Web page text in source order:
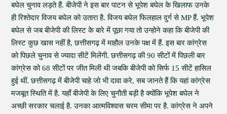
बघेल चुनाव लड़ते हैं. बीजेपी ने इस बार पाटन से भूपेश बघेल के खिलाफ उनके
ही रिश्तेदार विजय बघेल को उतारा है. विजय बघेल फिलहाल दुर्ग से MP हैं. भूपेश
बघेल से जब बीजेपी की लिस्ट के बारे में पूछा गया तो उन्होने कहा कि बीजेपी की
लिस्ट कुछ खास नहीं है, छत्तीसगढ़ में माहौल उनके पक्ष में हैं. इस बार कांग्रेस
को पिछले चुनाव से ज्यादा सीटें मिलेंगी. छत्तीसगढ़ की 90 सीटों में पिछली बार
कांग्रेस को 68 सीटों पर जीत मिली थी जबकि बीजेपी को सिर्फ 15 सीटें हासिल
हुई थीं. छत्तीसगढ़ में बीजेपी चाहे जो भी दावा करे, सब जानते हैं कि यहां कांग्रेस
मजबूत स्थिति में है. यहाँ बीजेपी के लिए चुनौती बड़ी है क्योंकि भूपेश बघेल ने
अच्छी सरकार चलाई है. उनका आत्मविश्वास चरम सीमा पर है. कांग्रेस ने अपने